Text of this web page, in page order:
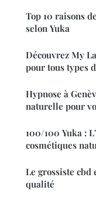
Top 10 raisons
selon Yuka
Découvrez My
pour tous types
Hypnose à
naturelle pour
100/100 Yuka :
cosmétiques
Le grossiste cbd
qualité